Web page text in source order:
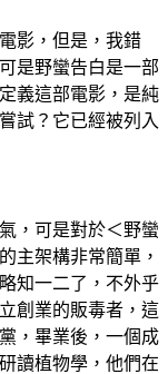
影，但是，我錯
是野蠻告白是一部
義這部電影，是純
試？它已經被列入
，可是對於＜野蠻
主架構非常簡單，
知一二了，不外乎
創業的販毒者，這
，畢業後，一個成
讀植物學，他們在